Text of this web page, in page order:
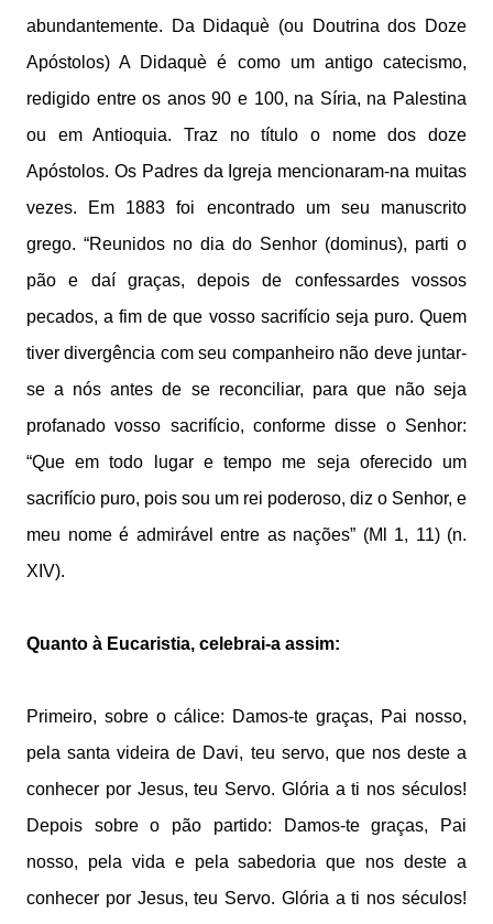
abundantemente. Da Didaquè (ou Doutrina dos Doze
Apóstolos) A Didaquè é como um antigo catecismo,
redigido entre os anos 90 e 100, na Síria, na Palestina
ou em Antioquia. Traz no título o nome dos doze
Apóstolos. Os Padres da Igreja mencionaram-na muitas
vezes. Em 1883 foi encontrado um seu manuscrito
grego. “Reunidos no dia do Senhor (dominus), parti o
pão e daí graças, depois de confessardes vossos
pecados, a fim de que vosso sacrifício seja puro. Quem
tiver divergência com seu companheiro não deve juntar-
se a nós antes de se reconciliar, para que não seja
profanado vosso sacrifício, conforme disse o Senhor:
“Que em todo lugar e tempo me seja oferecido um
sacrifício puro, pois sou um rei poderoso, diz o Senhor, e
meu nome é admirável entre as nações” (Ml 1, 11) (n.
XIV).
Quanto à Eucaristia, celebrai-a assim:
Primeiro, sobre o cálice: Damos-te graças, Pai nosso,
pela santa videira de Davi, teu servo, que nos deste a
conhecer por Jesus, teu Servo. Glória a ti nos séculos!
Depois sobre o pão partido: Damos-te graças, Pai
nosso, pela vida e pela sabedoria que nos deste a
conhecer por Jesus, teu Servo. Glória a ti nos séculos!